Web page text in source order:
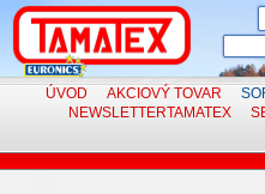
ÚVOD AKCIOVÝ TOVAR
NEWSLETTERTAMATEX